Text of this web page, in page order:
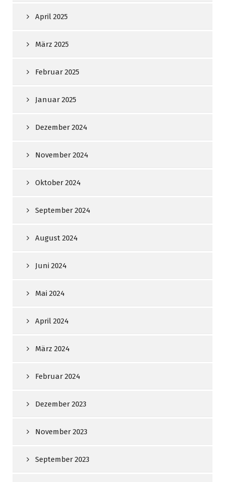
April 2025
März 2025
Februar 2025
Januar 2025
Dezember 2024
November 2024
Oktober 2024
September 2024
August 2024
Juni 2024
Mai 2024
April 2024
März 2024
Februar 2024
Dezember 2023
November 2023
September 2023